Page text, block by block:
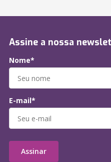
Assine a nossa
Nome*
E-mail*
Assinar